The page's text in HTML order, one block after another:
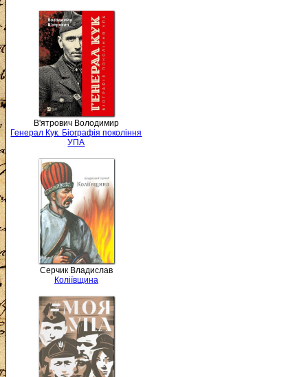
В'ятрович Володимир
Генерал Кук. Біографія покоління
УПА
Серчик Владислав
Коліївщина